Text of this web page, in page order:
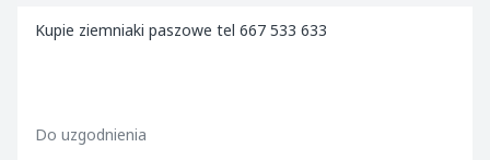
Kupie ziemniaki paszowe tel 667 533 633
Do uzgodnienia